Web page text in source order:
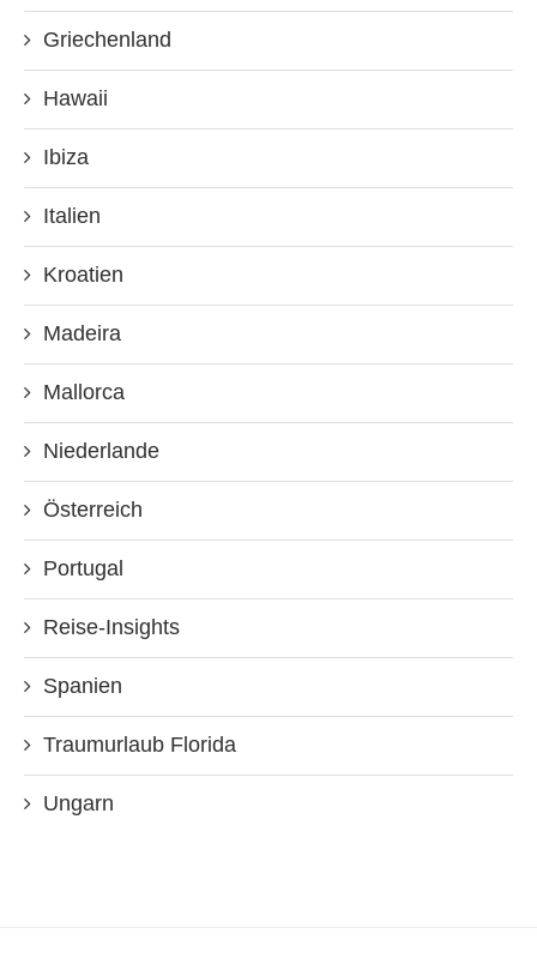
Griechenland
Hawaii
Ibiza
Italien
Kroatien
Madeira
Mallorca
Niederlande
Österreich
Portugal
Reise-Insights
Spanien
Traumurlaub Florida
Ungarn